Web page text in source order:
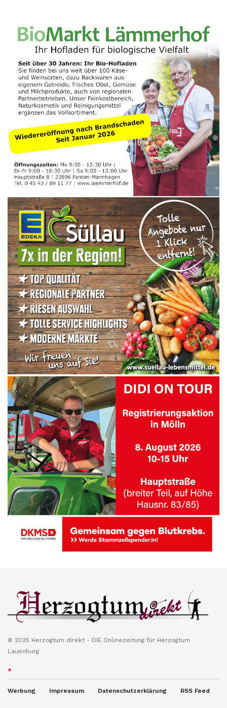
© 2025 Herzogtum direkt - DIE Onlinezeitung für Herzogtum
Lauenburg
*
Werbung Impressum Datenschutzerklärung RSS Feed